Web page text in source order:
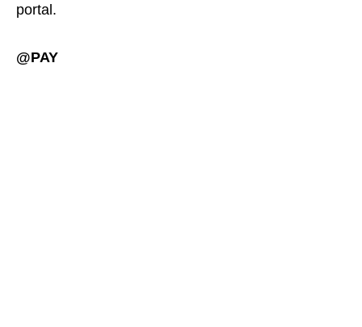
portal.
@PAY